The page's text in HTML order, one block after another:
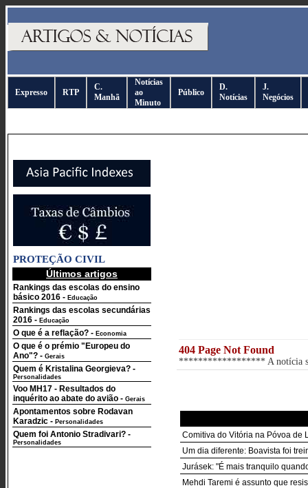
Expresso RTP
C.
Manhã
Notícias
ao
Minuto
Público
D.
Notícias
J.
Negócios
PROTEÇÃO CIVIL
Últimos artigos
Rankings das escolas do ensino
básico 2016 - Educação
Rankings das escolas secundárias
2016 - Educação
O que é a reflação? - Economia
O que é o prémio "Europeu do
Ano"? - Gerais
Quem é Kristalina Georgieva? -
Personalidades
Voo MH17 - Resultados do
inquérito ao abate do avião - Gerais
Apontamentos sobre Rodavan
Karadzic - Personalidades
Quem foi Antonio Stradivari? -
Personalidades
404 Page Not Found
****************** A notícia
Comitiva do Vitória na Póvoa de
Um dia diferente: Boavista foi
Jurásek: "É mais tranquilo
Mehdi Taremi é assunto que